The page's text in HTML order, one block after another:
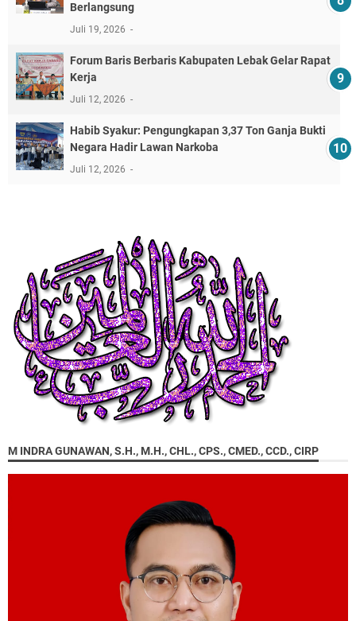
Berlangsung
Juli 19, 2026
Forum Baris Berbaris Kabupaten Lebak Gelar Rapat
Kerja
Juli 12, 2026
​Habib Syakur: Pengungkapan 3,37 Ton Ganja Bukti
Negara Hadir Lawan Narkoba
Juli 12, 2026
M INDRA GUNAWAN, S.H., M.H., CHL., CPS., CMED., CCD., CIRP